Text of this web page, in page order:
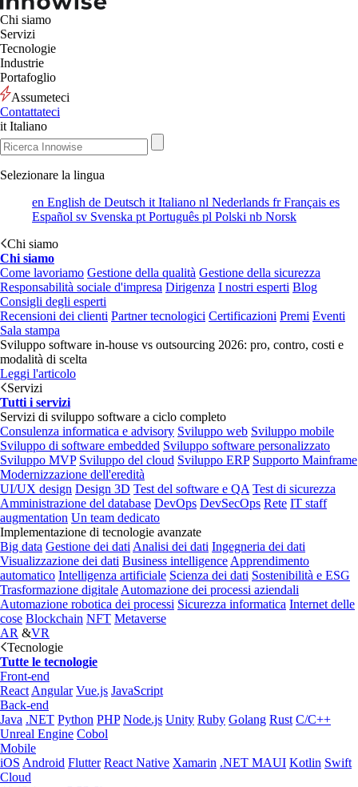
Chi siamo
Servizi
Tecnologie
Industrie
Portafoglio
Assumeteci
Contattateci
it Italiano
Selezionare la lingua
en English de Deutsch it Italiano nl Nederlands frFrançais es
Español sv Svenska pt Português pl Polski nb Norsk
Chi siamo
Chi siamo
Come lavoriamo Gestione della qualità Gestione della sicurezza
Responsabilità sociale d'impresa Dirigenza I nostri esperti Blog
Consigli degli esperti
Recensioni dei clienti Partner tecnologici Certificazioni Premi Eventi
Sala stampa
Sviluppo software in-house vs outsourcing 2026: pro, contro, costi e
modalità di scelta
Leggi l'articolo
Servizi
Tutti i servizi
Servizi di sviluppo software a ciclo completo
Consulenza informatica e advisory Sviluppo web Sviluppo mobile
Sviluppo di software embedded Sviluppo software personalizzato
Sviluppo MVP Sviluppo del cloud Sviluppo ERP Supporto Mainframe
Modernizzazione dell'eredità
UI/UX design Design 3D Test del software e QA Test di sicurezza
Amministrazione del database DevOps DevSecOps Rete IT staff
augmentation Un team dedicato
Implementazione di tecnologie avanzate
Big data Gestione dei dati Analisi dei dati Ingegneria dei dati
Visualizzazione dei dati Business intelligence Apprendimento
automatico Intelligenza artificiale Scienza dei dati Sostenibilità e ESG
Trasformazione digitale Automazione dei processi aziendali
Automazione robotica dei processi Sicurezza informatica Internet delle
cose Blockchain NFT Metaverse
AR &VR
Tecnologie
Tutte le tecnologie
Front-end
React Angular Vue.js JavaScript
Back-end
Java .NET Python PHP Node.js Unity Ruby Golang Rust C/C++
Unreal Engine Cobol
Mobile
iOS Android Flutter React Native Xamarin .NET MAUI Kotlin Swift
Cloud